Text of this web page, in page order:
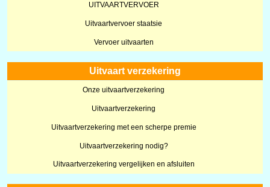
UITVAARTVERVOER
Uitvaartvervoer staatsie
Vervoer uitvaarten
Uitvaart verzekering
Onze uitvaartverzekering
Uitvaartverzekering
Uitvaartverzekering met een scherpe premie
Uitvaartverzekering nodig?
Uitvaartverzekering vergelijken en afsluiten